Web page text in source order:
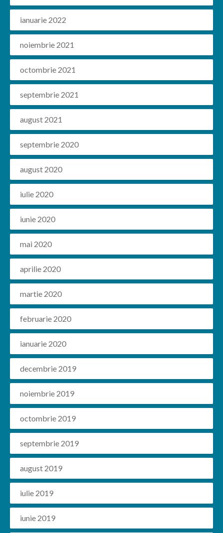
ianuarie 2022
noiembrie 2021
octombrie 2021
septembrie 2021
august 2021
septembrie 2020
august 2020
iulie 2020
iunie 2020
mai 2020
aprilie 2020
martie 2020
februarie 2020
ianuarie 2020
decembrie 2019
noiembrie 2019
octombrie 2019
septembrie 2019
august 2019
iulie 2019
iunie 2019